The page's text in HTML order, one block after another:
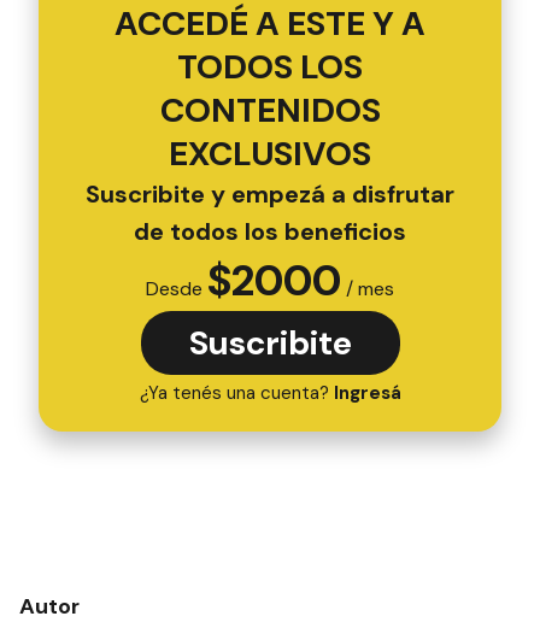
ACCEDÉ A ESTE Y A
TODOS LOS
CONTENIDOS
EXCLUSIVOS
Suscribite y empezá a disfrutar
de todos los beneficios
Desde $2000 / mes
Suscribite
¿Ya tenés una cuenta? Ingresá
Autor